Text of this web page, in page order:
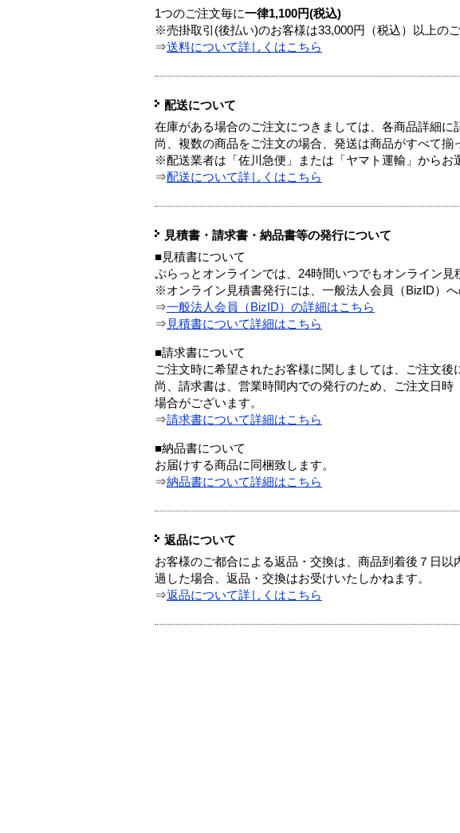
1つのご注文毎に一律1,100円(税込)
※売掛取引(後払い)のお客様は33,000円（税込）以上の
⇒送料について詳しくはこちら
配送について
在庫がある場合のご注文につきましては、各商品詳細に
尚、複数の商品をご注文の場合、発送は商品がすべて揃
※配送業者は「佐川急便」または「ヤマト運輸」からお
⇒配送について詳しくはこちら
見積書・請求書・納品書等の発行について
■見積書について
ぷらっとオンラインでは、24時間いつでもオンライン見
※オンライン見積書発行には、一般法人会員（BizID）へ
⇒一般法人会員（BizID）の詳細はこちら
⇒ 見積書について詳細はこちら
■請求書について
ご注文時に希望されたお客様に関しましては、ご注文後
尚、請求書は、営業時間内での発行のため、ご注文日
場合がございます。
⇒請求書について詳細はこちら
■納品書について
お届けする商品に同梱致します。
⇒納品書について詳細はこちら
返品について
お客様のご都合による返品・交換は、商品到着後７日
過した場合、返品・交換はお受けいたしかねます。
⇒返品について詳しくはこちら